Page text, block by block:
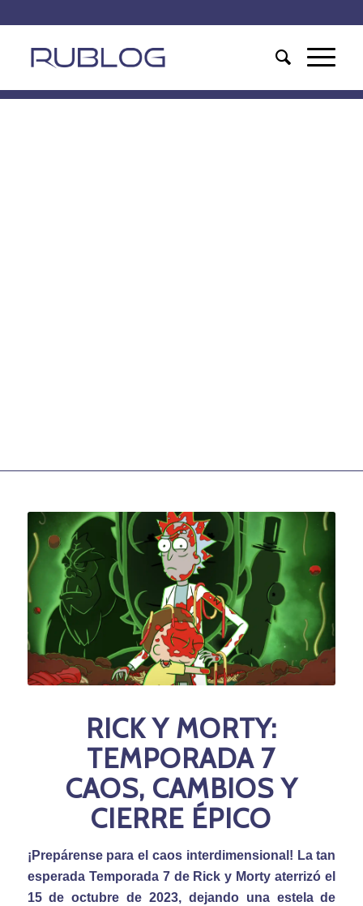
RICK Y MORTY:
TEMPORADA 7
CAOS, CAMBIOS Y
CIERRE ÉPICO
¡Prepárense para el caos interdimensional! La tan
esperada Temporada 7 de Rick y Morty aterrizó el
15 de octubre de 2023, dejando una estela de